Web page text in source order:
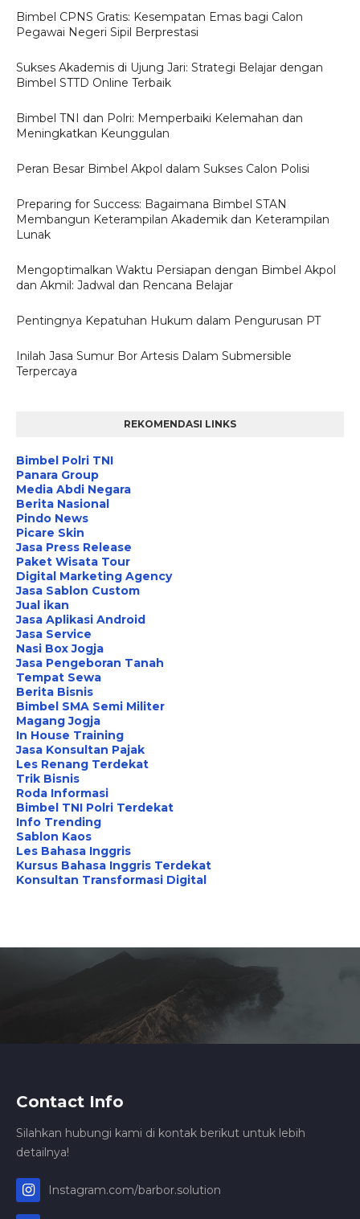
Bimbel CPNS Gratis: Kesempatan Emas bagi Calon
Pegawai Negeri Sipil Berprestasi
Sukses Akademis di Ujung Jari: Strategi Belajar dengan
Bimbel STTD Online Terbaik
Bimbel TNI dan Polri: Memperbaiki Kelemahan dan
Meningkatkan Keunggulan
Peran Besar Bimbel Akpol dalam Sukses Calon Polisi
Preparing for Success: Bagaimana Bimbel STAN
Membangun Keterampilan Akademik dan Keterampilan
Lunak
Mengoptimalkan Waktu Persiapan dengan Bimbel Akpol
dan Akmil: Jadwal dan Rencana Belajar
Pentingnya Kepatuhan Hukum dalam Pengurusan PT
Inilah Jasa Sumur Bor Artesis Dalam Submersible
Terpercaya
REKOMENDASI LINKS
Bimbel Polri TNI
Panara Group
Media Abdi Negara
Berita Nasional
Pindo News
Picare Skin
Jasa Press Release
Paket Wisata Tour
Digital Marketing Agency
Jasa Sablon Custom
Jual ikan
Jasa Aplikasi Android
Jasa Service
Nasi Box Jogja
Jasa Pengeboran Tanah
Tempat Sewa
Berita Bisnis
Bimbel SMA Semi Militer
Magang Jogja
In House Training
Jasa Konsultan Pajak
Les Renang Terdekat
Trik Bisnis
Roda Informasi
Bimbel TNI Polri Terdekat
Info Trending
Sablon Kaos
Les Bahasa Inggris
Kursus Bahasa Inggris Terdekat
Konsultan Transformasi Digital
Contact Info
Silahkan hubungi kami di kontak berikut untuk lebih
detailnya!
Instagram.com/barbor.solution